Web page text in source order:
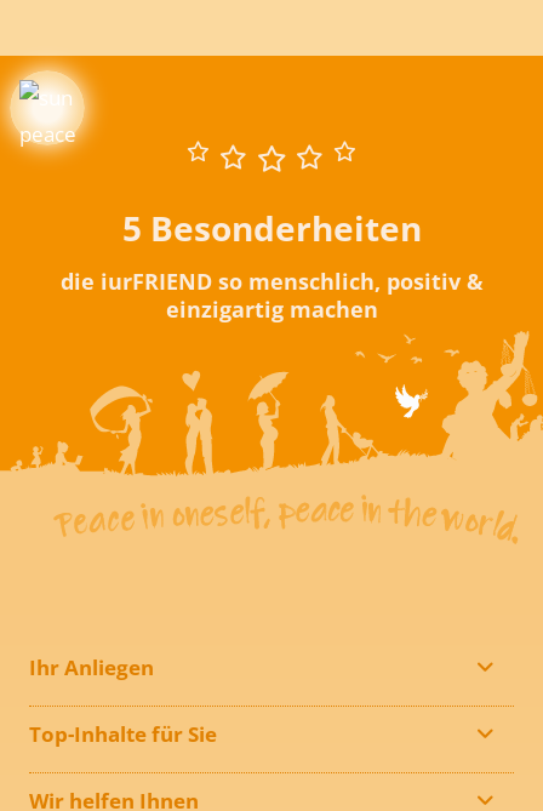
5 Besonderheiten
die iurFRIEND so menschlich, positiv &
einzigartig machen
Ihr Anliegen
Top-Inhalte für Sie
Wir helfen Ihnen